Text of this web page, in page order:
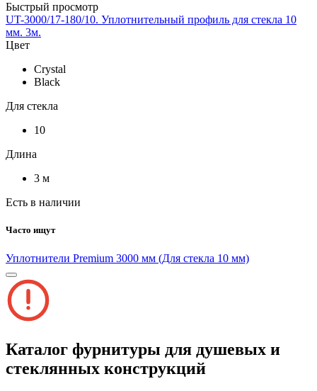
Быстрый просмотр
UT-3000/17-180/10. Уплотнительный профиль для стекла 10
мм. 3м.
Цвет
Crystal
Black
Для стекла
10
Длина
3 м
Есть в наличии
Часто ищут
Уплотнители Premium 3000 мм (Для стекла 10 мм)
Каталог фурнитуры для душевых и
стеклянных конструкций